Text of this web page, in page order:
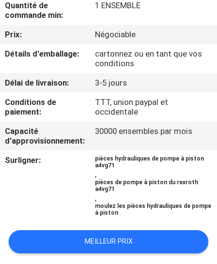
VISITE
D'USINE
CONTRÔLE
QUALITÉ
CONTACTEZ-
NOUS
NOUVELLES
PLAN
DU
Quantité de
commande min:
1 ENSEMBLE
Prix:
Négociable
Détails d'emballage:
cartonnez ou en tant que vos
conditions
Délai de livraison:
3-5 jours
Conditions de
paiement:
TTT, union paypal et
occidentale
Capacité
d'approvisionnement:
30000 ensembles par mois
Surligner:
pièces hydrauliques de pompe à piston
a4vg71
,
pièces de pompe à piston du rexroth
a4vg71
,
moulez les pièces hydrauliques de pompe
à piston
MEILLEUR PRIX